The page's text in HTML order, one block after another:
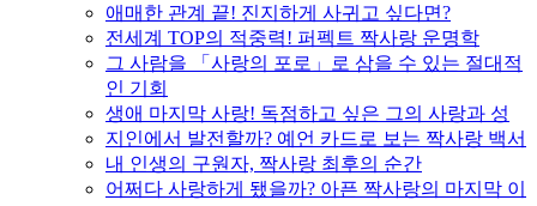
애매한 관계 끝! 진지하게 사귀고 싶다면?
전세계 TOP의 적중력! 퍼펙트 짝사랑 운명학
그 사람을 「사랑의 포로」로 삼을 수 있는 절대적
인 기회
생애 마지막 사랑! 독점하고 싶은 그의 사랑과 성
지인에서 발전할까? 예언 카드로 보는 짝사랑 백서
내 인생의 구원자, 짝사랑 최후의 순간
어쩌다 사랑하게 됐을까? 아픈 짝사랑의 마지막 이